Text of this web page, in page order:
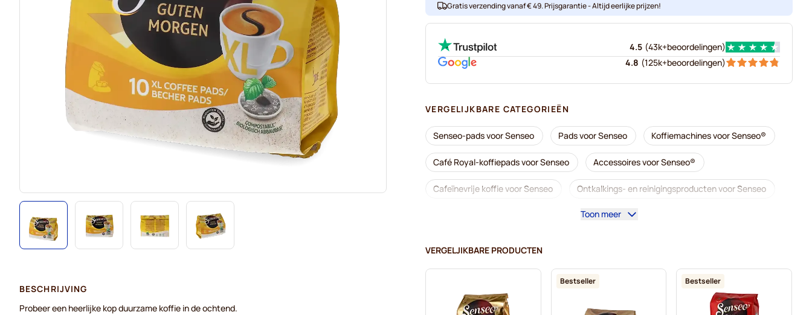
Gratis verzending vanaf € 49. Prijsgarantie - Altijd eerlijke prijzen!
4.5 (43k+beoordelingen)
4.8 (125k+beoordelingen)
VERGELIJKBARE CATEGORIEËN
Senseo-pads voor Senseo Pads voor Senseo Koffiemachines voor Senseo®
Café Royal-koffiepads voor Senseo Accessoires voor Senseo®
Cafeïnevrije koffie voor Senseo Ontkalkings- en reinigingsproducten voor Senseo
Café René-koffiepads voor Senseo
Friele-koffiepads voor Senseo Marcilla-koffiepads voor Senseo
Gimoka-pads voor Senseo Voor Senseo®
Toon meer
VERGELJIKBARE PRODUCTEN
Bestseller Bestseller
BESCHRIJVING
Probeer een heerlijke kop duurzame koffie in de ochtend.